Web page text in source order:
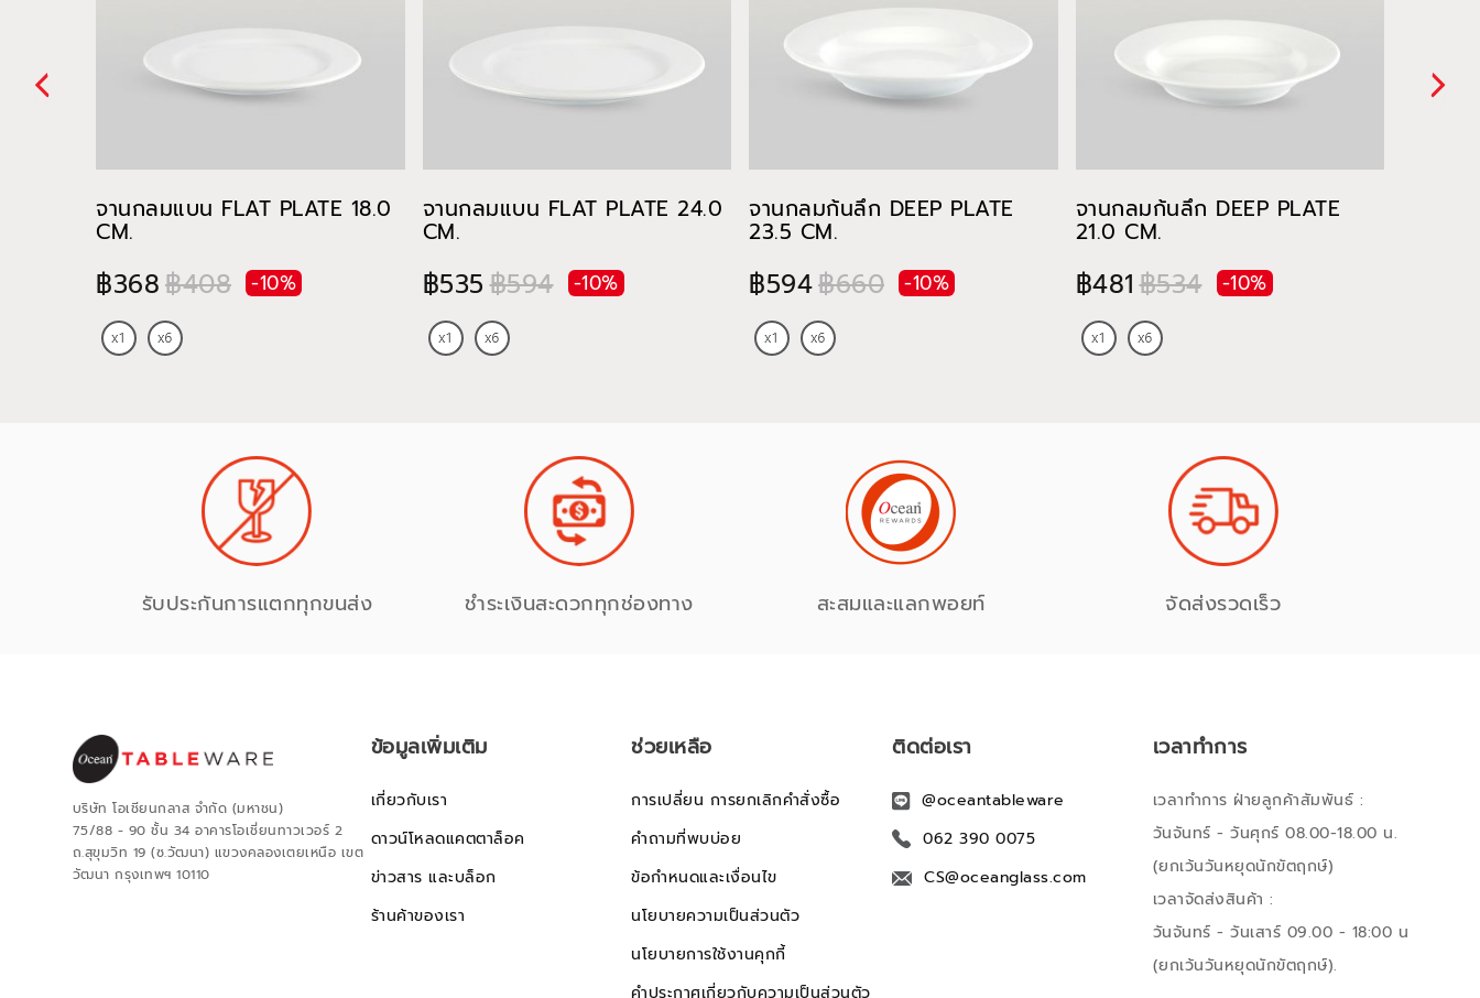
จานกลมแบน FLAT PLATE 18.0
CM.
฿368฿408 -10%
จานกลมแบน FLAT PLATE 24.0
CM.
฿535฿594 -10%
จานกลมก้นลึก DEEP PLATE
23.5 CM.
฿594฿660 -10%
จานกลมก้นลึก DEEP PLATE
21.0 CM.
฿481฿534 -10%
รับประกันการแตกทุกขนส่ง ชำระเงินสะดวกทุกช่องทาง สะสมและแลกพอยท์ จัดส่งรวดเร็ว
บริษัท โอเชียนกลาส จำกัด (มหาชน)
75/88 - 90 ชั้น 34 อาคารโอเชี่ยนทาวเวอร์ 2
ถ.สุขุมวิท 19 (ซ.วัฒนา) แขวงคลองเตยเหนือ เขต
วัฒนา กรุงเทพฯ 10110
ข้อมูลเพิ่มเติม
เกี่ยวกับเรา
ดาวน์โหลดแคตตาล็อค
ข่าวสาร และบล็อก
ร้านค้าของเรา
ช่วยเหลือ
การเปลี่ยน การยกเลิกคำสั่งซื้อ
คำถามที่พบบ่อย
ข้อกำหนดและเงื่อนไข
นโยบายความเป็นส่วนตัว
นโยบายการใช้งานคุกกี้
คำประกาศเกี่ยวกับความเป็นส่วนตัว
ติดต่อเรา
@oceantableware
062 390 0075
CS@oceanglass.com
เวลาทำการ
เวลาทำการ ฝ่ายลูกค้าสัมพันธ์ :
วันจันทร์ - วันศุกร์ 08.00-18.00 น.
(ยกเว้นวันหยุดนักขัตฤกษ์)
เวลาจัดส่งสินค้า :
วันจันทร์ - วันเสาร์ 09.00 - 18:00 น
(ยกเว้นวันหยุดนักขัตฤกษ์).